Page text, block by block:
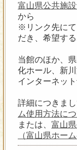
★
富山県公共施
から
※リンク先に
だき、希望す
当館のほか、
化ホール、新
インターネッ
詳細につきまし
ム使用方法に
または、 富山
（富山県ホー